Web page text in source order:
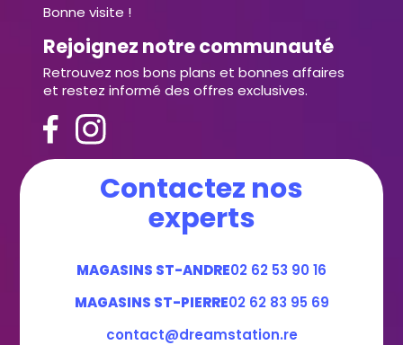
Bonne visite !
Rejoignez notre communauté
Retrouvez nos bons plans et bonnes affaires
et restez informé des offres exclusives.
Contactez nos
experts
MAGASINS ST-ANDRE02 62 53 90 16
MAGASINS ST-PIERRE02 62 83 95 69
contact@dreamstation.re